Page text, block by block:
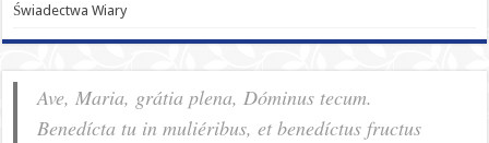
Świadectwa Wiary
Ave, Maria, grátia plena, Dóminus tecum.
Benedícta tu in muliéribus, et benedíctus fructus